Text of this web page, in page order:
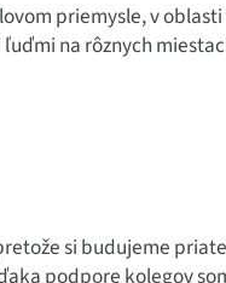
priemysle, v
na rôznych
si budujeme
podpore kolegov